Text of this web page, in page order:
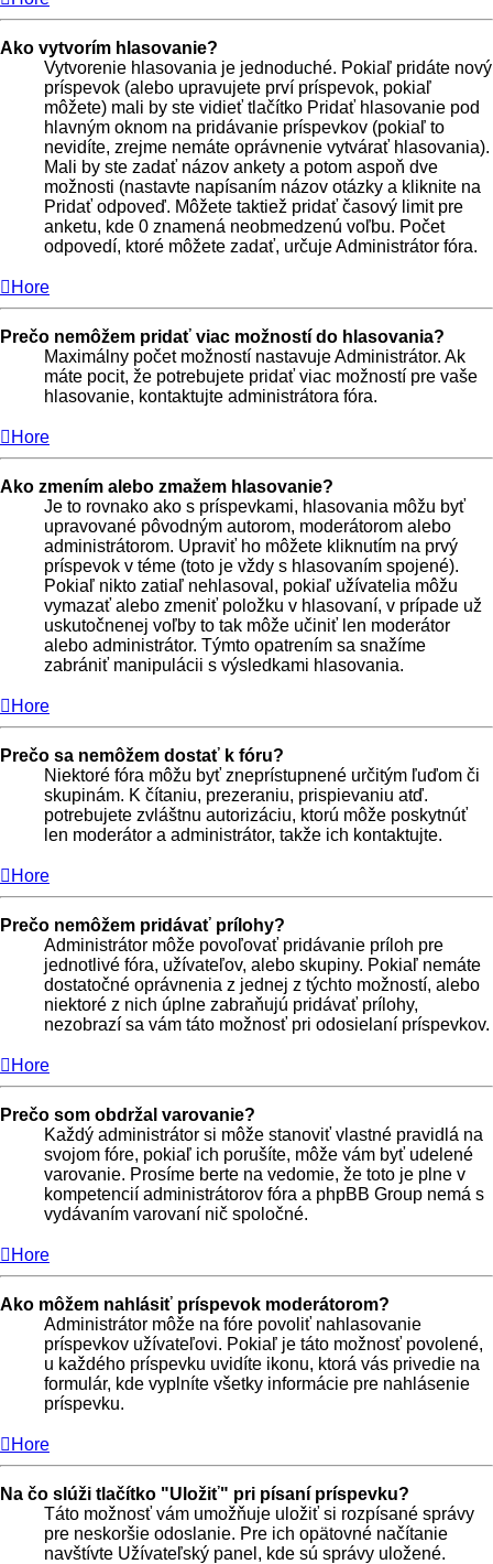
Ako vytvorím hlasovanie?
Vytvorenie hlasovania je jednoduché. Pokiaľ pridáte nový
príspevok (alebo upravujete prví príspevok, pokiaľ
môžete) mali by ste vidieť tlačítko Pridať hlasovanie pod
hlavným oknom na pridávanie príspevkov (pokiaľ to
nevidíte, zrejme nemáte oprávnenie vytvárať hlasovania).
Mali by ste zadať názov ankety a potom aspoň dve
možnosti (nastavte napísaním názov otázky a kliknite na
Pridať odpoveď. Môžete taktiež pridať časový limit pre
anketu, kde 0 znamená neobmedzenú voľbu. Počet
odpovedí, ktoré môžete zadať, určuje Administrátor fóra.
Hore
Prečo nemôžem pridať viac možností do hlasovania?
Maximálny počet možností nastavuje Administrátor. Ak
máte pocit, že potrebujete pridať viac možností pre vaše
hlasovanie, kontaktujte administrátora fóra.
Hore
Ako zmením alebo zmažem hlasovanie?
Je to rovnako ako s príspevkami, hlasovania môžu byť
upravované pôvodným autorom, moderátorom alebo
administrátorom. Upraviť ho môžete kliknutím na prvý
príspevok v téme (toto je vždy s hlasovaním spojené).
Pokiaľ nikto zatiaľ nehlasoval, pokiaľ užívatelia môžu
vymazať alebo zmeniť položku v hlasovaní, v prípade už
uskutočnenej voľby to tak môže učiniť len moderátor
alebo administrátor. Týmto opatrením sa snažíme
zabrániť manipulácii s výsledkami hlasovania.
Hore
Prečo sa nemôžem dostať k fóru?
Niektoré fóra môžu byť zneprístupnené určitým ľuďom či
skupinám. K čítaniu, prezeraniu, prispievaniu atď.
potrebujete zvláštnu autorizáciu, ktorú môže poskytnúť
len moderátor a administrátor, takže ich kontaktujte.
Hore
Prečo nemôžem pridávať prílohy?
Administrátor môže povoľovať pridávanie príloh pre
jednotlivé fóra, užívateľov, alebo skupiny. Pokiaľ nemáte
dostatočné oprávnenia z jednej z týchto možností, alebo
niektoré z nich úplne zabraňujú pridávať prílohy,
nezobrazí sa vám táto možnosť pri odosielaní príspevkov.
Hore
Prečo som obdržal varovanie?
Každý administrátor si môže stanoviť vlastné pravidlá na
svojom fóre, pokiaľ ich porušíte, môže vám byť udelené
varovanie. Prosíme berte na vedomie, že toto je plne v
kompetencií administrátorov fóra a phpBB Group nemá s
vydávaním varovaní nič spoločné.
Hore
Ako môžem nahlásiť príspevok moderátorom?
Administrátor môže na fóre povoliť nahlasovanie
príspevkov užívateľovi. Pokiaľ je táto možnosť povolené,
u každého príspevku uvidíte ikonu, ktorá vás privedie na
formulár, kde vyplníte všetky informácie pre nahlásenie
príspevku.
Hore
Na čo slúži tlačítko "Uložiť" pri písaní príspevku?
Táto možnosť vám umožňuje uložiť si rozpísané správy
pre neskoršie odoslanie. Pre ich opätovné načítanie
navštívte Užívateľský panel, kde sú správy uložené.